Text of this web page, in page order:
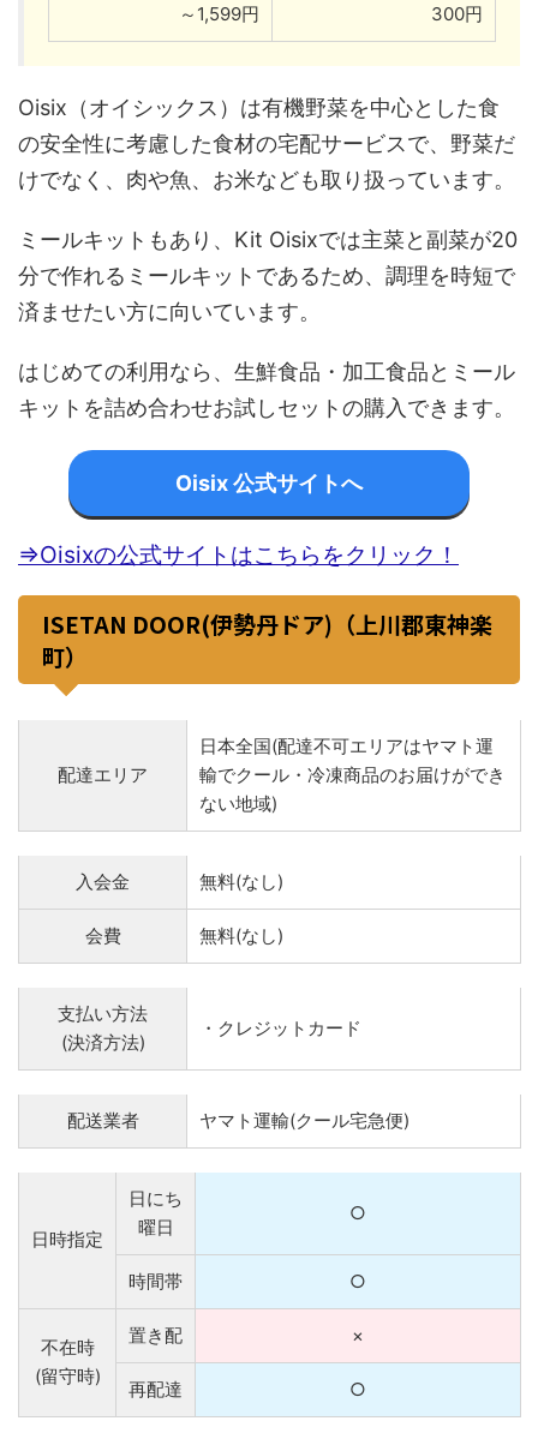
～1,599円 300円
Oisix（オイシックス）は有機野菜を中心とした食
の安全性に考慮した食材の宅配サービスで、野菜だ
けでなく、肉や魚、お米なども取り扱っています。
ミールキットもあり、Kit Oisixでは主菜と副菜が20
分で作れるミールキットであるため、調理を時短で
済ませたい方に向いています。
はじめての利用なら、生鮮食品・加工食品とミール
キットを詰め合わせお試しセットの購入できます。
Oisix 公式サイトへ
⇒Oisixの公式サイトはこちらをクリック！
ISETAN DOOR(伊勢丹ドア)（上川郡東神楽
町）
配達エリア
日本全国(配達不可エリアはヤマト運
輸でクール・冷凍商品のお届けができ
ない地域)
入会金 無料(なし)
会費 無料(なし)
支払い方法
(決済方法)
・クレジットカード
配送業者 ヤマト運輸(クール宅急便)
日時指定
日にち
曜日
○
時間帯 ○
不在時
(留守時)
置き配 ×
再配達 ○